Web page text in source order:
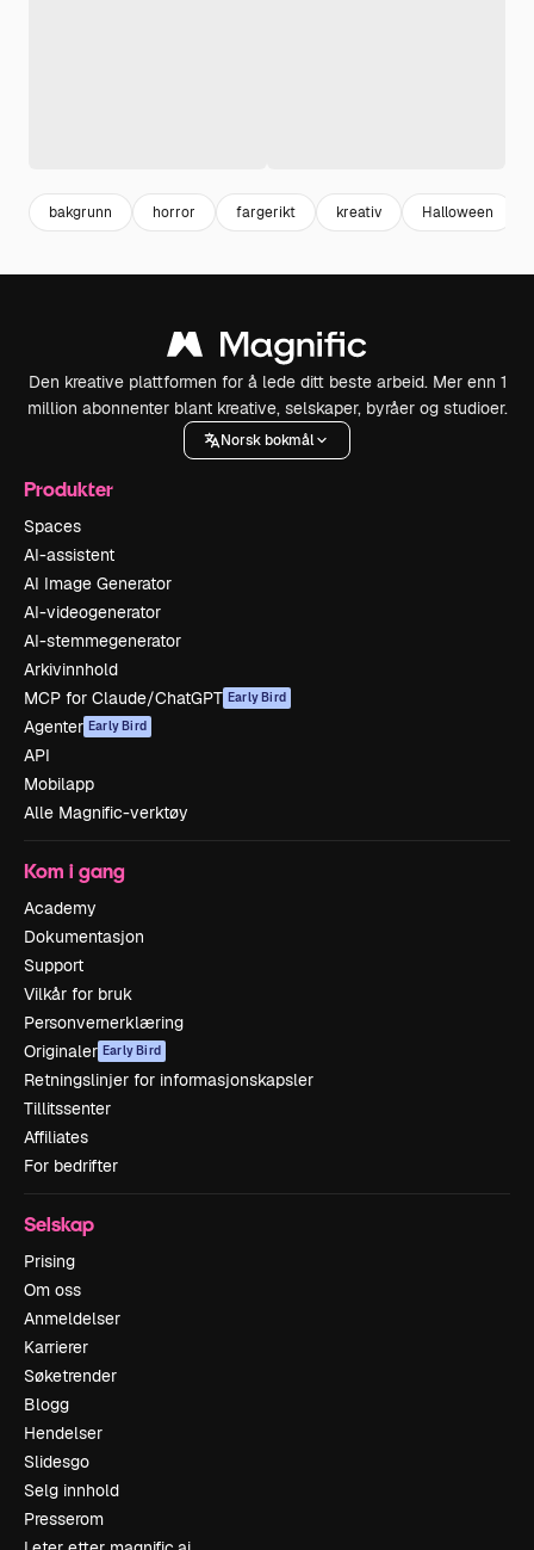
bakgrunn horror fargerikt kreativ Halloween
Den kreative plattformen for å lede ditt beste arbeid. Mer enn 1
million abonnenter blant kreative, selskaper, byråer og studioer.
Norsk bokmål
Produkter
Spaces
AI-assistent
AI Image Generator
AI-videogenerator
AI-stemmegenerator
Arkivinnhold
MCP for Claude/ChatGPT Early Bird
Agenter Early Bird
API
Mobilapp
Alle Magnific-verktøy
Kom i gang
Academy
Dokumentasjon
Support
Vilkår for bruk
Personvernerklæring
Originaler Early Bird
Retningslinjer for informasjonskapsler
Tillitssenter
Affiliates
For bedrifter
Selskap
Prising
Om oss
Anmeldelser
Karrierer
Søketrender
Blogg
Hendelser
Slidesgo
Selg innhold
Presserom